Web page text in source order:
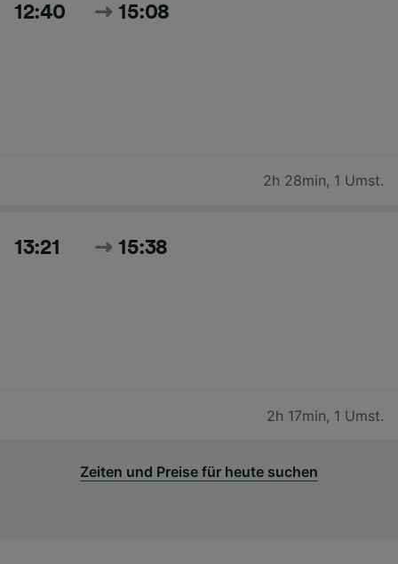
12:40 15:08
2h 28min, 1 Umst.
13:21 15:38
2h 17min, 1 Umst.
Zeiten und Preise für heute suchen